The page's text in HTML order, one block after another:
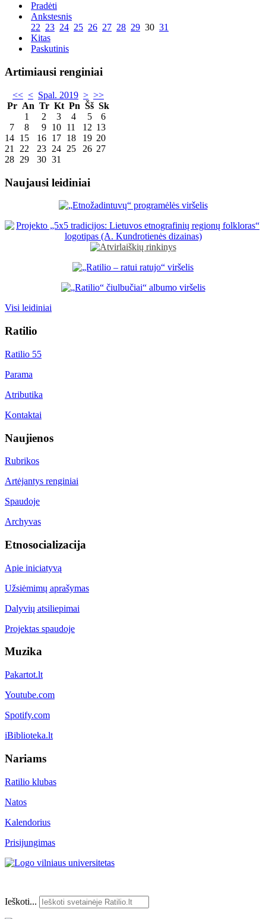
Pradėti
Ankstesnis
22 23 24 25 26 27 28 29 30 31
Kitas
Paskutinis
Artimiausi renginiai
<< < Spal. 2019 > >>
Pr An Tr Kt Pn Šš Sk
1
2 3 4 5
6
7
8 9 10 11 12 13
14 15 16 17 18 19 20
21
22 23 24 25 26 27
28 29 30 31
Naujausi leidiniai
Visi leidiniai
Ratilio
Ratilio 55
Parama
Atributika
Kontaktai
Naujienos
Rubrikos
Artėjantys renginiai
Spaudoje
Archyvas
Etnosocializacija
Apie iniciatyvą
Užsiėmimų aprašymas
Dalyvių atsiliepimai
Projektas spaudoje
Muzika
Pakartot.lt
Youtube.com
Spotify.com
iBiblioteka.lt
Nariams
Ratilio klubas
Natos
Kalendorius
Prisijungimas
Ieškoti...